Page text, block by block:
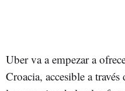
Uber va a empezar a
Croacia, accesible a